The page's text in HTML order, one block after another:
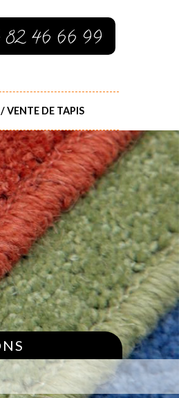
82 46 66 99
VENTE DE TAPIS